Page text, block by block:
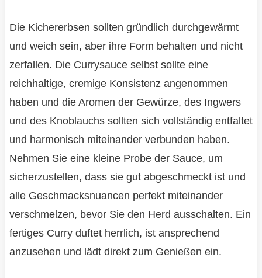
Die Kichererbsen sollten gründlich durchgewärmt
und weich sein, aber ihre Form behalten und nicht
zerfallen. Die Currysauce selbst sollte eine
reichhaltige, cremige Konsistenz angenommen
haben und die Aromen der Gewürze, des Ingwers
und des Knoblauchs sollten sich vollständig entfaltet
und harmonisch miteinander verbunden haben.
Nehmen Sie eine kleine Probe der Sauce, um
sicherzustellen, dass sie gut abgeschmeckt ist und
alle Geschmacksnuancen perfekt miteinander
verschmelzen, bevor Sie den Herd ausschalten. Ein
fertiges Curry duftet herrlich, ist ansprechend
anzusehen und lädt direkt zum Genießen ein.